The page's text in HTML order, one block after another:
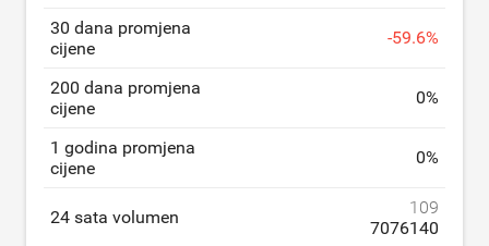
30 dana promjena
cijene
-59.6%
200 dana promjena
cijene
0%
1 godina promjena
cijene
0%
24 sata volumen
109
7076140